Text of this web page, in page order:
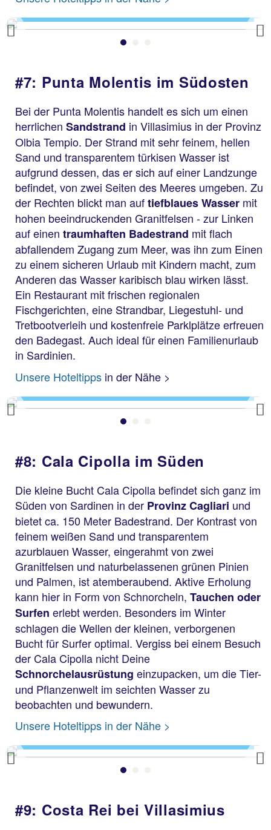
Previous
#7: Punta Molentis im Südosten
Bei der Punta Molentis handelt es sich um einen
herrlichen Sandstrand in Villasimius in der Provinz
Olbia Tempio. Der Strand mit sehr feinem, hellen
Sand und transparentem türkisen Wasser ist
aufgrund dessen, das er sich auf einer Landzunge
befindet, von zwei Seiten des Meeres umgeben. Zu
der Rechten blickt man auftiefblaues Wasser mit
hohen beeindruckenden Granitfelsen - zur Linken
auf einen traumhaften Badestrand mit flach
abfallendem Zugang zum Meer, was ihn zum Einen
zu einem sicheren Urlaub mit Kindern macht, zum
Anderen das Wasser karibisch blau wirken lässt.
Ein Restaurant mit frischen regionalen
Fischgerichten, eine Strandbar, Liegestuhl- und
Tretbootverleih und kostenfreie Parklplätze erfreuen
den Badegast. Auch ideal für einen Familienurlaub
in Sardinien.
Unsere Hoteltipps in der Nähe >
Previous
Punta Molentis
#8: Cala Cipolla im Süden
Die kleine Bucht Cala Cipolla befindet sich ganz im
Süden von Sardinen in der Provinz Cagliari und
bietet ca. 150 Meter Badestrand. Der Kontrast von
feinem weißen Sand und transparentem
azurblauen Wasser, eingerahmt von zwei
Granitfelsen und naturbelassenen grünen Pinien
und Palmen, ist atemberaubend. Aktive Erholung
kann hier in Form von Schnorcheln, Tauchen oder
Surfen erlebt werden. Besonders im Winter
schlagen die Wellen der kleinen, verborgenen
Bucht für Surfer optimal. Vergiss bei einem Besuch
der Cala Cipolla nicht Deine
Schnorchelausrüstung einzupacken, um die Tier-
und Pflanzenwelt im seichten Wasser zu
beobachten und bewundern.
Unsere Hoteltipps in der Nähe >
Previous
Cala Cipolla
#9: Costa Rei bei Villasimius